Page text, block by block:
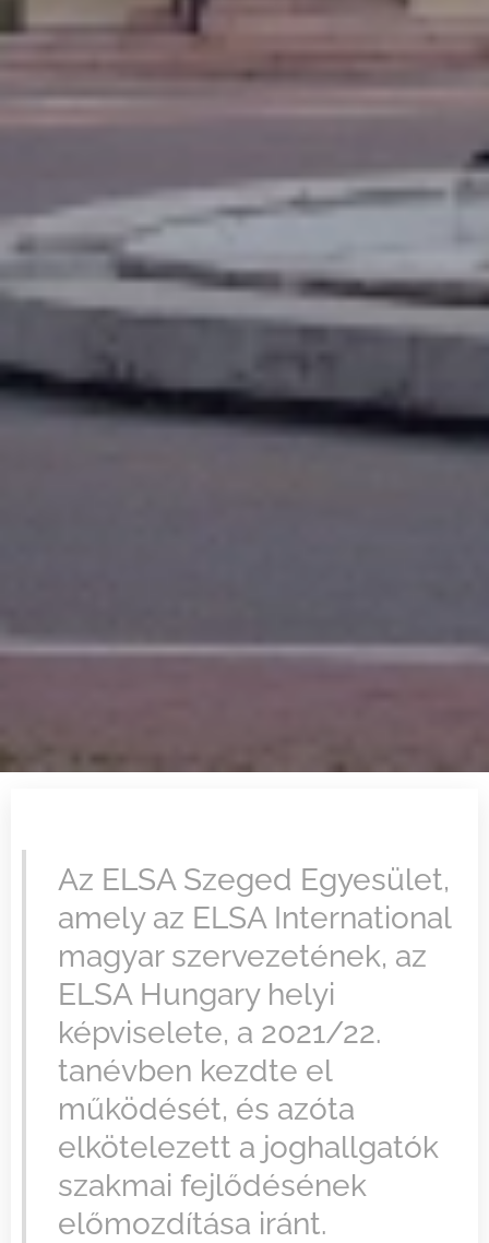
Az ELSA Szeged Egyesület,
amely az ELSA International
magyar szervezetének, az
ELSA Hungary helyi
képviselete, a 2021/22.
tanévben kezdte el
működését, és azóta
elkötelezett a joghallgatók
szakmai fejlődésének
előmozdítása iránt.